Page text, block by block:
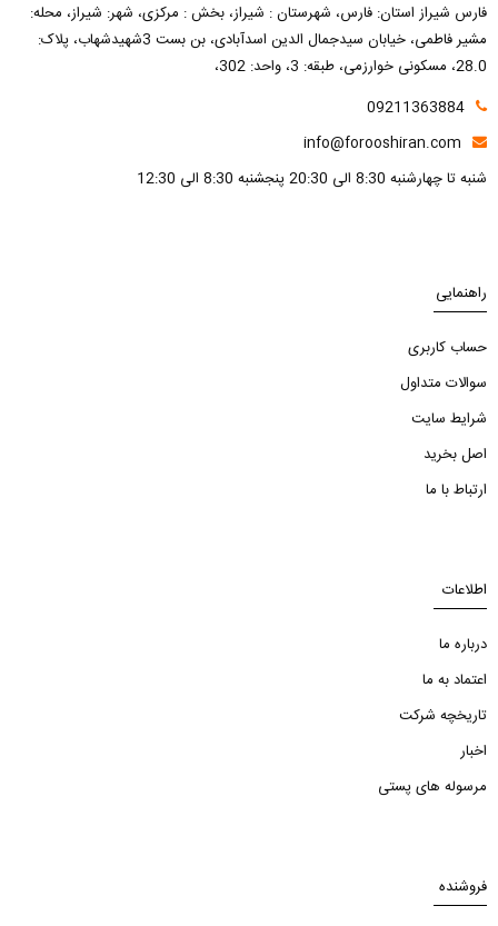
فارس شیراز استان: فارس، شهرستان : شیراز، بخش : مرکزی، شهر: شیراز، محله:
مشیر فاطمی، خیابان سیدجمال الدین اسدآبادی، بن بست 3شهیدشهاب، پلاک:
28.0، مسکونی خوارزمی، طبقه: 3، واحد: 302،
09211363884
info@forooshiran.com
شنبه تا چهارشنبه 8:30 الی 20:30 پنجشنبه 8:30 الی 12:30
راهنمایی
حساب کاربری
سوالات متداول
شرایط سایت
اصل بخرید
ارتباط با ما
اطلاعات
درباره ما
اعتماد به ما
تاریخچه شرکت
اخبار
مرسوله های پستی
فروشنده